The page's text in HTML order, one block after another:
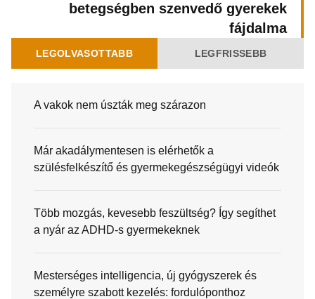
betegségben szenvedő gyerekek
fájdalma
LEGOLVASOTTABB LEGFRISSEBB
A vakok nem úszták meg szárazon
Már akadálymentesen is elérhetők a
szülésfelkészítő és gyermekegészségügyi videók
Több mozgás, kevesebb feszültség? Így segíthet
a nyár az ADHD-s gyermekeknek
Mesterséges intelligencia, új gyógyszerek és
személyre szabott kezelés: fordulóponthoz